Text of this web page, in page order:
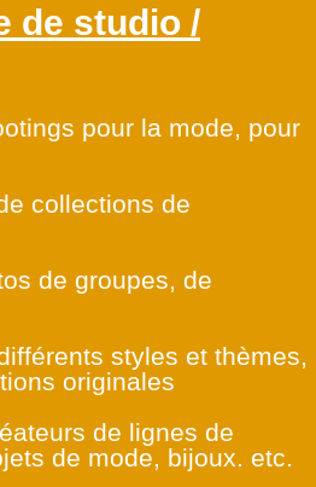
de studio /
pour la mode, pour
collections de
de groupes, de
styles et thèmes,
originales
de lignes de
de mode, bijoux. etc.